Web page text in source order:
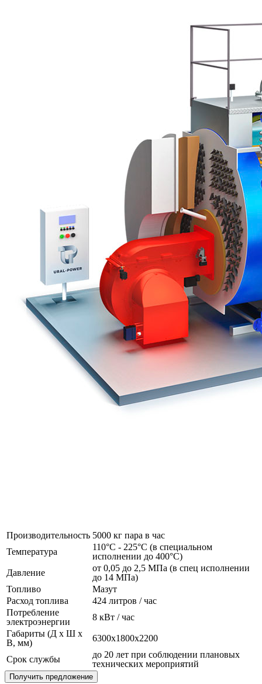
Производительность 5000 кг пара в час
Температура
110°C - 225°C (в специальном
исполнении до 400°C)
Давление
от 0,05 до 2,5 МПа (в спец исполнении
до 14 МПа)
Топливо
Мазут
Расход топлива
424 литров / час
Потребление
электроэнергии
8 кВт / час
Габариты (Д x Ш x
В, мм)
6300x1800x2200
Срок службы
до 20 лет при соблюдении плановых
технических мероприятий
Получить предложение